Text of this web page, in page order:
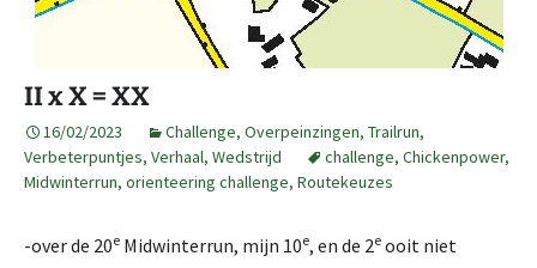
II x X = XX
16/02/2023 Challenge, Overpeinzingen, Trailrun,
Verbeterpuntjes, Verhaal, Wedstrijd challenge, Chickenpower,
Midwinterrun, orienteering challenge, Routekeuzes
-over de 20e Midwinterrun, mijn 10e, en de 2e ooit niet